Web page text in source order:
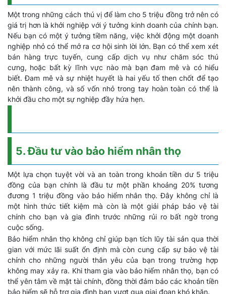
Một trong những cách thú vị để làm cho 5 triệu đồng trở nên có
giá trị hơn là khởi nghiệp với ý tưởng kinh doanh của chính bạn.
Nếu bạn có một ý tưởng tiềm năng, việc khởi động một doanh
nghiệp nhỏ có thể mở ra cơ hội sinh lời lớn. Bạn có thể xem xét
bán hàng trực tuyến, cung cấp dịch vụ như chăm sóc thú
cưng, hoặc bất kỳ lĩnh vực nào mà bạn đam mê và có hiểu
biết. Đam mê và sự nhiệt huyết là hai yếu tố then chốt để tạo
nên thành công, và số vốn nhỏ trong tay hoàn toàn có thể là
khởi đầu cho một sự nghiệp đầy hứa hẹn.
5. Đầu tư vào bảo hiểm nhân thọ
Một lựa chọn tuyệt vời và an toàn trong khoản tiền dư 5 triệu
đồng của bạn chính là đầu tư một phần khoảng 20% tương
đương 1 triệu đồng vào bảo hiểm nhân thọ. Đây không chỉ là
một hình thức tiết kiệm mà còn là một giải pháp bảo vệ tài
chính cho bạn và gia đình trước những rủi ro bất ngờ trong
cuộc sống.
Bảo hiểm nhân thọ không chỉ giúp bạn tích lũy tài sản qua thời
gian với mức lãi suất ổn định mà còn cung cấp sự bảo vệ tài
chính cho những người thân yêu của bạn trong trường hợp
không may xảy ra. Khi tham gia vào bảo hiểm nhân thọ, bạn có
thể yên tâm về mặt tài chính, đồng thời đảm bảo các khoản tiền
bảo hiểm sẽ hỗ trợ gia đình bạn vượt qua giai đoạn khó khăn.